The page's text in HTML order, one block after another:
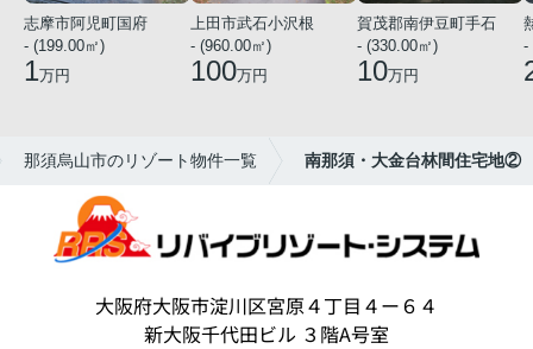
志摩市阿児町国府
- (199.00㎡)
1万円
上田市武石小沢根
- (960.00㎡)
100万円
賀茂郡南伊豆町手石
- (330.00㎡)
10万円
-
那須烏山市のリゾート物件一覧 南那須・大金台林間住宅地②
大阪府大阪市淀川区宮原４丁目４ー６４
新大阪千代田ビル ３階A号室